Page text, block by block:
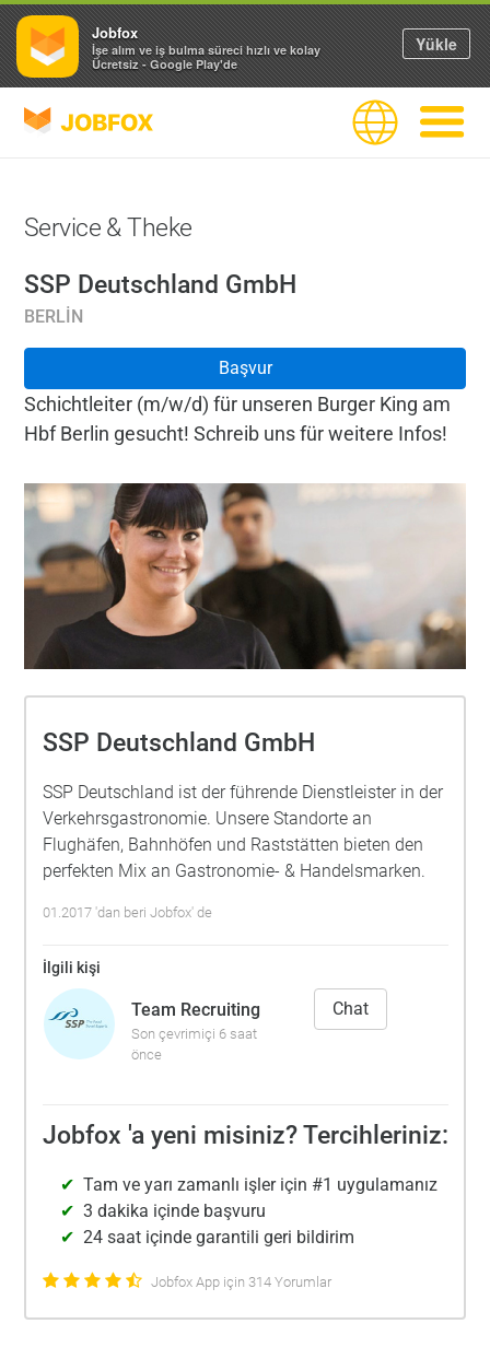
JOBFOX Dil
Service & Theke
SSP Deutschland GmbH
BERLIN
Başvur
Schichtleiter (m/w/d) für unseren Burger King am
Hbf Berlin gesucht! Schreib uns für weitere Infos!
SSP Deutschland GmbH
SSP Deutschland ist der führende Dienstleister in der
Verkehrsgastronomie. Unsere Standorte an
Flughäfen, Bahnhöfen und Raststätten bieten den
perfekten Mix an Gastronomie- & Handelsmarken.
01.2017 'dan beri Jobfox' de
İlgili kişi
Team Recruiting
Son çevrimiçi 6 saat
önce
Chat
Jobfox 'a yeni misiniz? Tercihleriniz:
Tam ve yarı zamanlı işler için #1 uygulamanız
3 dakika içinde başvuru
24 saat içinde garantili geri bildirim
Jobfox App için 314 Yorumlar
Jobfox
İşe alım ve iş bulma süreci hızlı ve kolay
Ücretsiz - Google Play'de
Yükle